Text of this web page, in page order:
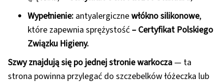
Wypełnienie: antyalergicznewłókno silikonowe,
które zapewnia sprężystość – Certyfikat Polskiego
Związku Higieny.
Szwy znajdują się po jednej stronie warkocza — ta
strona powinna przylegać do szczebelków łóżeczka lub